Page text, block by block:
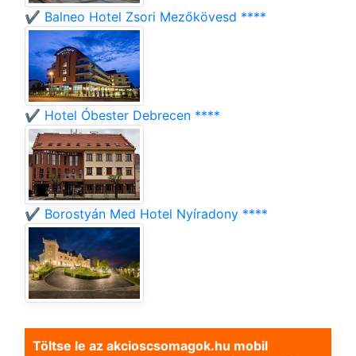
✔️ Balneo Hotel Zsori Mezőkövesd ****
✔️ Hotel Óbester Debrecen ****
✔️ Borostyán Med Hotel Nyíradony ****
Töltse le az akcioscsomagok.hu mobil